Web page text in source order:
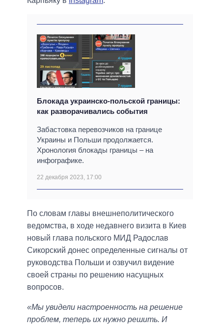
Блокада украинско-польской границы:
как разворачивались события
Забастовка перевозчиков на границе
Украины и Польши продолжается.
Хронология блокады границы – на
инфографике.
22 декабря 2023, 17:00
По словам главы внешнеполитического
ведомства, в ходе недавнего визита в Киев
новый глава польского МИД Радослав
Сикорский донес определенные сигналы от
руководства Польши и озвучил видение
своей страны по решению насущных
вопросов.
«Мы увидели настроенность на решение
проблем, теперь их нужно решить. И